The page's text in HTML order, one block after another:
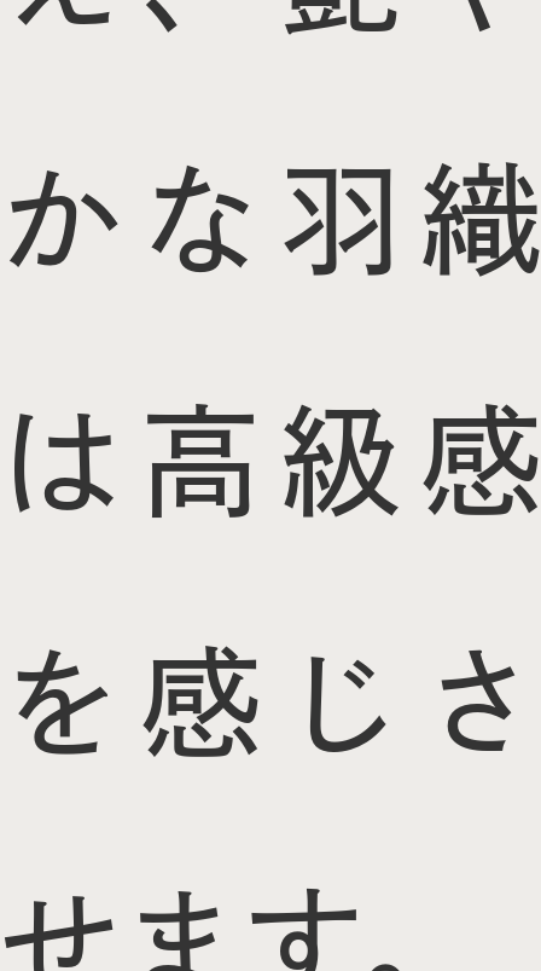
かな羽織
は高級感
を感じさ
せます。